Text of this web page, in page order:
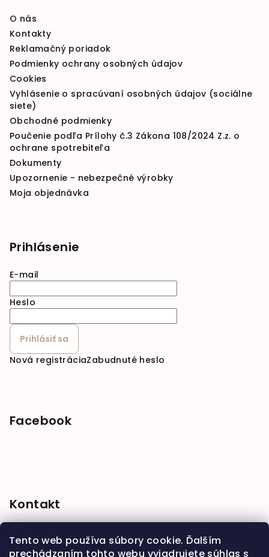
Tento web používa súbory cookie. Ďalším
prechádzaním tohto webu vyjadrujete súhlas s
O nás
Kontakty
Reklamačný poriadok
Podmienky ochrany osobných údajov
Cookies
Vyhlásenie o spracúvaní osobných údajov (sociálne
siete)
Obchodné podmienky
Poučenie podľa Prílohy č.3 Zákona 108/2024 Z.z. o
ochrane spotrebiteľa
Dokumenty
Upozornenie - nebezpečné výrobky
Moja objednávka
Prihlásenie
E-mail
Heslo
Prihlásiť sa
Nová registráciaZabudnuté heslo
Facebook
Kontakt
shop @babymarket.sk
+421 914 334 455